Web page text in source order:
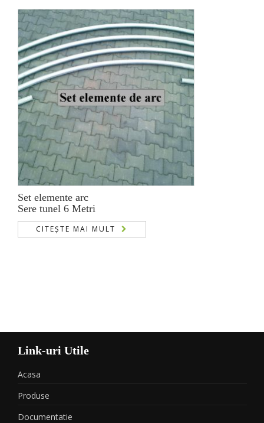
Set elemente arc
Sere tunel 6 Metri
CITEȘTE MAI MULT
Link-uri Utile
Acasa
Produse
Documentatie